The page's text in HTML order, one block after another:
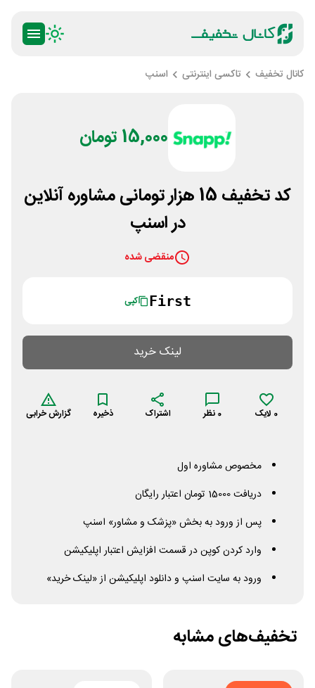
کانال تخفیف تاکسی اینترنتی اسنپ
15,000 تومان
کد تخفیف 15 هزار تومانی مشاوره آنلاین
در اسنپ
منقضی شده
First کپی
لینک خرید
0 لایک 0 نظر اشتراک ذخیره گزارش خرابی
مخصوص مشاوره اول
دریافت 15000 تومان اعتبار رایگان
پس از ورود به بخش «پزشک و مشاور» اسنپ
وارد کردن کوپن در قسمت افزایش اعتبار اپلیکیشن
ورود به سایت اسنپ و دانلود اپلیکیشن از «لینک خرید»
تخفیف‌های مشابه